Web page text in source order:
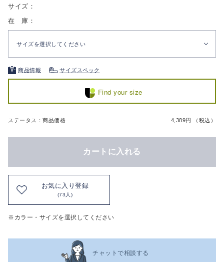
サイズ：
在 庫：
サイズを選択してください
商品情報 サイズスペック
Find your size
ステータス：商品価格 4,389円 （税込）
カートに入れる
お気に入り登録
(73人)
※カラー・サイズを選択してください
チャットで相談する